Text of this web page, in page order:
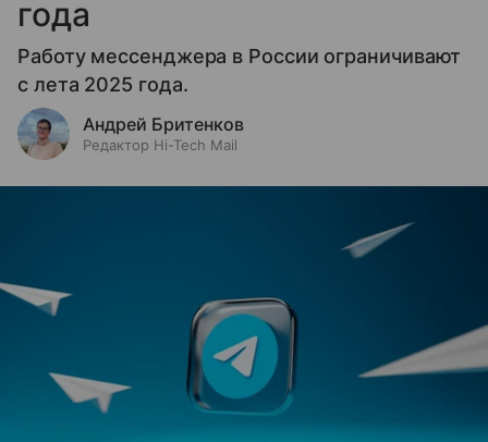
года
Работу мессенджера в России ограничивают
с лета 2025 года.
Андрей Бритенков
Редактор Hi-Tech Mail